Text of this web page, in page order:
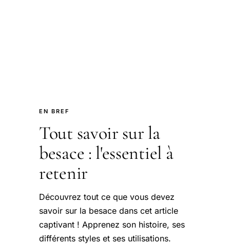
EN BREF
Tout savoir sur la
besace : l'essentiel à
retenir
Découvrez tout ce que vous devez
savoir sur la besace dans cet article
captivant ! Apprenez son histoire, ses
différents styles et ses utilisations.